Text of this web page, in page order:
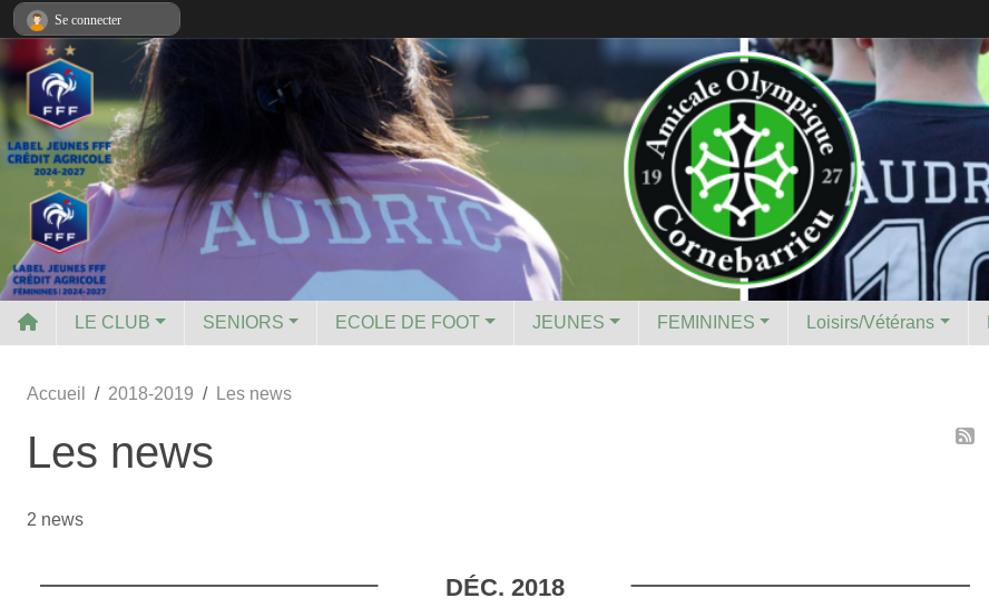
LE CLUB SENIORS ECOLE DE FOOT JEUNES FEMININES Loisirs/Vétérans
Accueil 2018-2019 Les news
Les news
2 news
DÉC. 2018
Se connecter
Panneau de gestion des cookies